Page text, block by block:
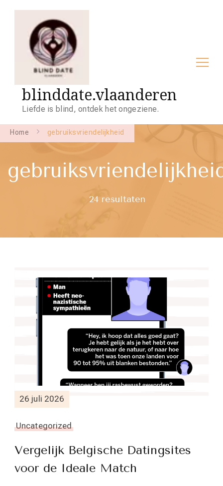
blinddate.vlaanderen
Liefde is blind, ontdek het ongeziene.
Home gebruiksvriendelijkheid
24 resultaten
26 juli 2026
Uncategorized
Vergelijk Belgische Datingsites
voor de Ideale Match